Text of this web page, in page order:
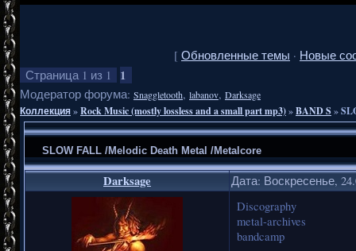
[ Обновленные темы · Новые
Страница 1 из 1 1
Модератор форума: Snaggletooth, labanov, Darksage
Коллекция»Rock Music (mostly lossless and a small part mp3)»BAND S »
SLOW FALL /Melodic Death Metal /Metalcore
Darksage Дата: Воскресенье,
Discography
metal-archives
bandcamp